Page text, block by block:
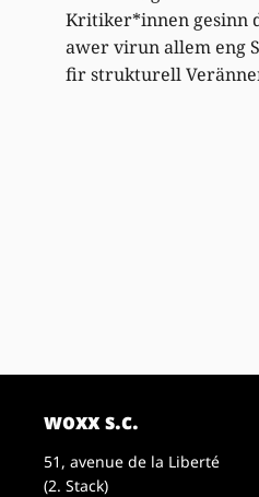
Kritiker*innen gesinn
awer virun allem eng
fir strukturell
woxx s.c.
51, avenue de la Liberté
(2. Stack)